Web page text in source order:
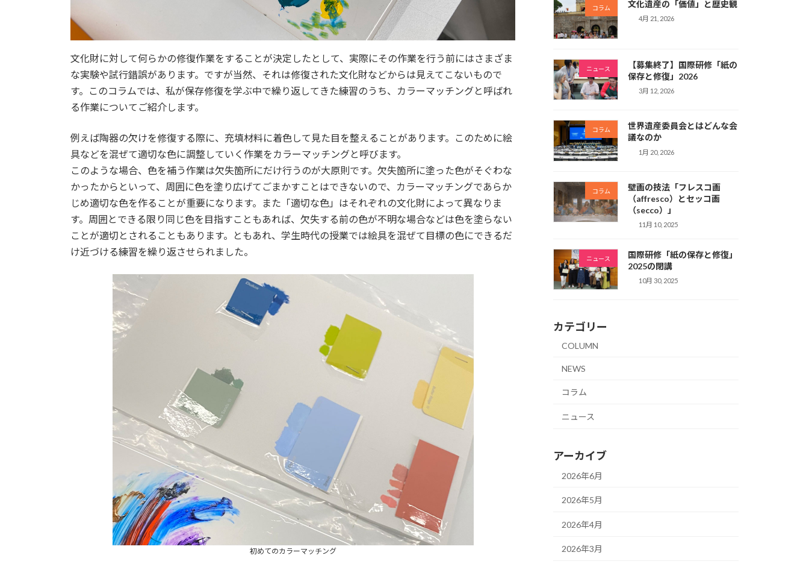
文化財に対して何らかの修復作業をすることが決定したとして、実際にその作業を行う前にはさまざま
な実験や試行錯誤があります。ですが当然、それは修復された文化財などからは見えてこないもので
す。このコラムでは、私が保存修復を学ぶ中で繰り返してきた練習のうち、カラーマッチングと呼ばれ
る作業についてご紹介します。
例えば陶器の欠けを修復する際に、充填材料に着色して見た目を整えることがあります。このために絵
具などを混ぜて適切な色に調整していく作業をカラーマッチングと呼びます。
このような場合、色を補う作業は欠失箇所にだけ行うのが大原則です。欠失箇所に塗った色がそぐわな
かったからといって、周囲に色を塗り広げてごまかすことはできないので、カラーマッチングであらか
じめ適切な色を作ることが重要になります。また「適切な色」はそれぞれの文化財によって異なりま
す。周囲とできる限り同じ色を目指すこともあれば、欠失する前の色が不明な場合などは色を塗らない
ことが適切とされることもあります。ともあれ、学生時代の授業では絵具を混ぜて目標の色にできるだ
け近づける練習を繰り返させられました。
初めてのカラーマッチング
コラム 文化遺産の「価値」と歴史観
4月 21, 2026
ニュース
【募集終了】国際研修「紙の
保存と修復」2026
3月 12, 2026
コラム
世界遺産委員会とはどんな会
議なのか
1月 20, 2026
コラム
壁画の技法「フレスコ画
（affresco）とセッコ画
（secco）」
11月 10, 2025
ニュース
国際研修「紙の保存と修復」
2025の閉講
10月 30, 2025
カテゴリー
COLUMN
NEWS
コラム
ニュース
アーカイブ
2026年6月
2026年5月
2026年4月
2026年3月